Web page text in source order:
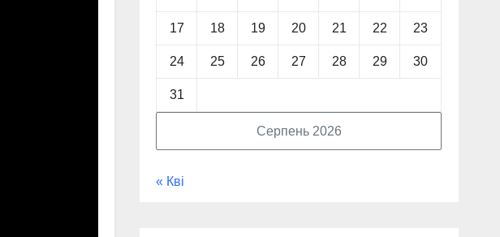
Серпень 2026
17 18 19 20 21 22 23
24 25 26 27 28 29 30
31
« Кві